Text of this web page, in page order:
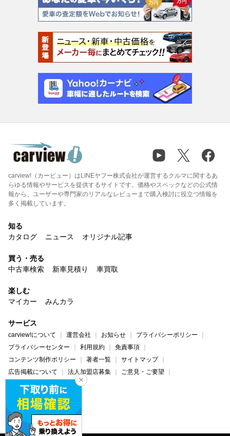
carview!（カービュー）はLINEヤフー株式会社が運営するクルマに関するあ
らゆる情報やサービスを提供するサイトです。価格やスペックなどの公式情
報から、ユーザーや専門家のリアルなレビューまで購入検討に役立つ情報を
多く掲載しています。
知る
カタログ
ニュース オリジナル記事
買う・売る
中古車検索
新車見積り 車買取
楽しむ
マイカー
みんカラ
サービス
carview!について 運営会社 お知らせ
プライバシーポリシー
プライバシーセンター
利用規約
免責事項
コンテンツ制作ポリシー
著者一覧
サイトマップ
広告掲載について
法人加盟店募集
ご意見・ご要望
ヘルプ・お問い合わせ
carview! Yahoo! JAPAN